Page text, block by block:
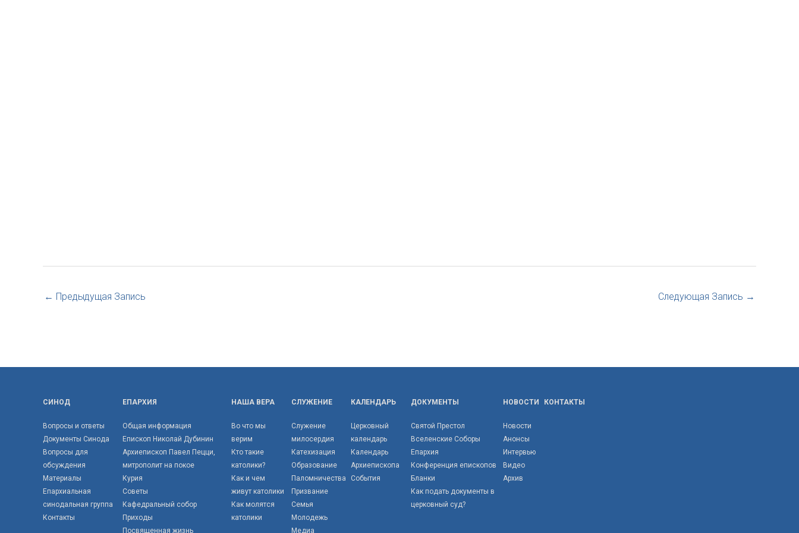
← Предыдущая Запись Следующая Запись →
СИНОД
Вопросы и ответы
Документы Синода
Вопросы для
обсуждения
Материалы
Епархиальная
синодальная группа
Контакты
ЕПАРХИЯ
Общая информация
Епископ Николай Дубинин
Архиепископ Павел Пецци,
митрополит на покое
Курия
Советы
Кафедральный собор
Приходы
Посвященная жизнь
НАША ВЕРА
Во что мы
верим
Кто такие
католики?
Как и чем
живут католики
Как молятся
католики
СЛУЖЕНИЕ
Служение
милосердия
Катехизация
Образование
Паломничества
Призвание
Семья
Молодежь
Медиа
КАЛЕНДАРЬ
Церковный
календарь
Календарь
Архиепископа
События
ДОКУМЕНТЫ
Святой Престол
Вселенские Соборы
Епархия
Конференция епископов
Бланки
Как подать документы в
церковный суд?
НОВОСТИ
Новости
Анонсы
Интервью
Видео
Архив
КОНТАКТЫ